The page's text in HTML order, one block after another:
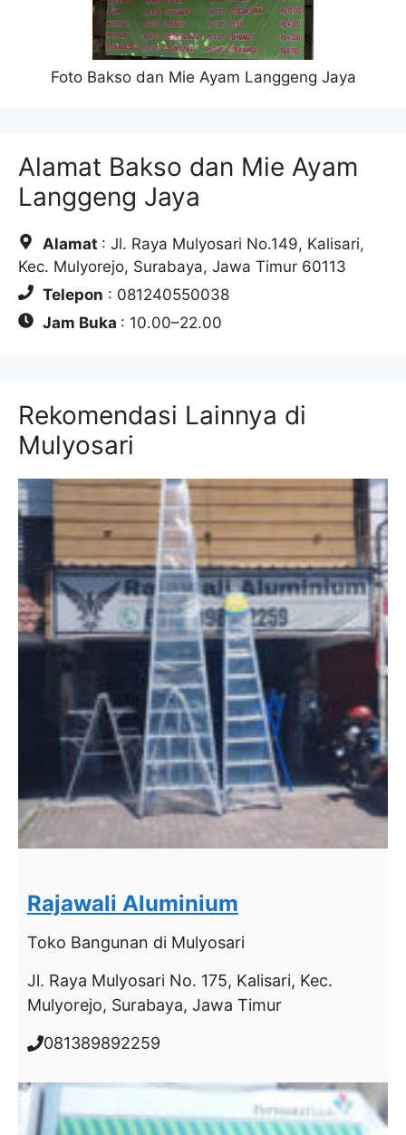
Foto Bakso dan Mie Ayam Langgeng Jaya
Alamat Bakso dan Mie Ayam
Langgeng Jaya
Alamat : Jl. Raya Mulyosari No.149, Kalisari,
Kec. Mulyorejo, Surabaya, Jawa Timur 60113
Telepon : 081240550038
Jam Buka : 10.00–22.00
Rekomendasi Lainnya di
Mulyosari
Rajawali Aluminium
Toko Bangunan di Mulyosari
Jl. Raya Mulyosari No. 175, Kalisari, Kec.
Mulyorejo, Surabaya, Jawa Timur
081389892259